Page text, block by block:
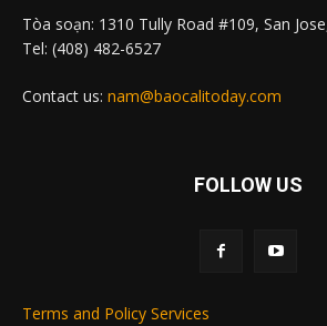
Tòa soạn: 1310 Tully Road #109, San
Tel: (408) 482-6527
Contact us: nam@baocalitoday.com
FOLLOW US
Terms and Policy Services